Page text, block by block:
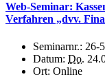
Web-Seminar:
Verfahren „dvv.
Seminarnr.: 26-
Datum: Do.
Ort: Online